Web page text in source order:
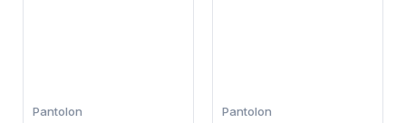
Pantolon Pantolon